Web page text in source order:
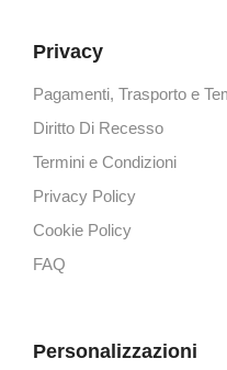
Privacy
Pagamenti, Trasporto e
Diritto Di Recesso
Termini e Condizioni
Privacy Policy
Cookie Policy
FAQ
Personalizzazioni